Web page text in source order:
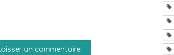
un commentaire